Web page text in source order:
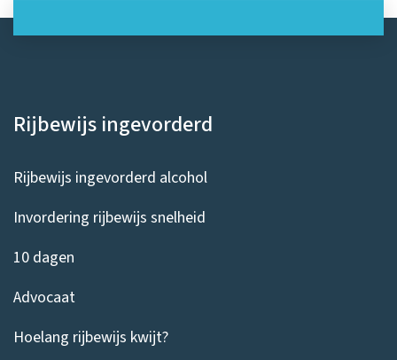
Rijbewijs ingevorderd
Rijbewijs ingevorderd alcohol
Invordering rijbewijs snelheid
10 dagen
Advocaat
Hoelang rijbewijs kwijt?